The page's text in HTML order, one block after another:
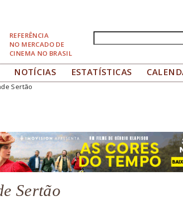
REFERÊNCIA
NO MERCADO DE
CINEMA NO BRASIL
Formulário de
NOTÍCIAS ESTATÍSTICAS
aqui
Sertão
Sertão